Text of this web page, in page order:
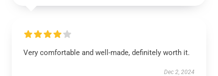
Very comfortable and well-made, definitely worth it.
Dec 2, 2024